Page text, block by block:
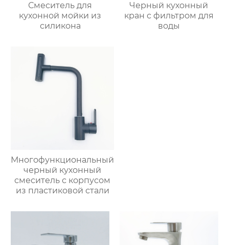
Смеситель для
кухонной мойки из
силикона
Черный кухонный
кран с фильтром для
воды
Многофункциональный
черный кухонный
смеситель с корпусом
из пластиковой стали